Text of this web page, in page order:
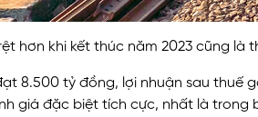
hơn khi kết thúc năm 2023 cũng là
8.500 tỷ đồng, lợi nhuận sau
giá đặc biệt tích cực, nhất là